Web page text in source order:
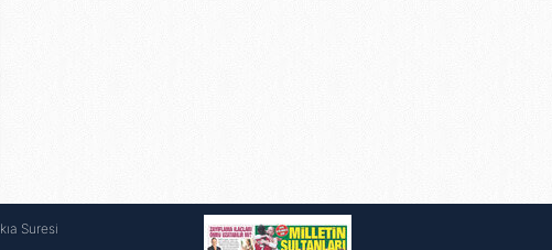
ilişkin detaylı bilgi için Ayarlar
Suresi